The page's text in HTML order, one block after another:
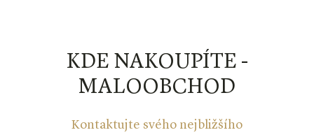
KDE NAKOUPÍTE -
MALOOBCHOD
Kontaktujte svého nejbližšího